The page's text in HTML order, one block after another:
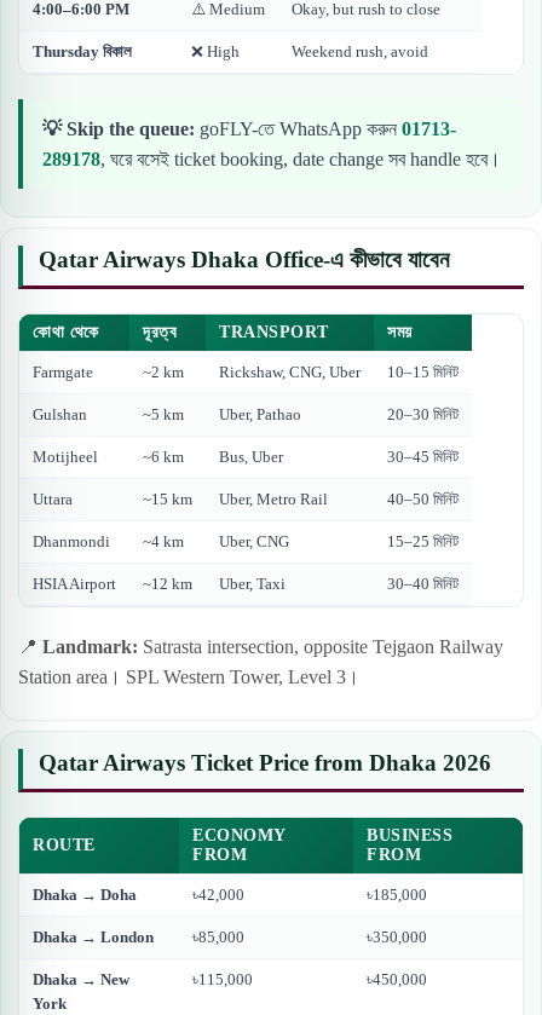
4:00–6:00 PM ⚠️ Medium Okay, but rush to close
Thursday বিকাল ❌ High Weekend rush, avoid
💡 Skip the queue: goFLY-তে WhatsApp করুন 01713-
289178, ঘরে বসেই ticket booking, date change সব handle হবে।
Qatar Airways Dhaka Office-এ কীভাবে যাবেন
কোথা থেকে দূরত্ব TRANSPORT সময়
Farmgate ~2 km Rickshaw, CNG, Uber 10–15 মিনিট
Gulshan ~5 km Uber, Pathao 20–30 মিনিট
Motijheel ~6 km Bus, Uber 30–45 মিনিট
Uttara ~15 km Uber, Metro Rail 40–50 মিনিট
Dhanmondi ~4 km Uber, CNG 15–25 মিনিট
HSIA Airport ~12 km Uber, Taxi 30–40 মিনিট
📍 Landmark: Satrasta intersection, opposite Tejgaon Railway
Station area। SPL Western Tower, Level 3।
Qatar Airways Ticket Price from Dhaka 2026
ROUTE
ECONOMY
FROM
BUSINESS
FROM
Dhaka → Doha ৳42,000 ৳185,000
Dhaka → London ৳85,000 ৳350,000
Dhaka → New
York
৳115,000 ৳450,000